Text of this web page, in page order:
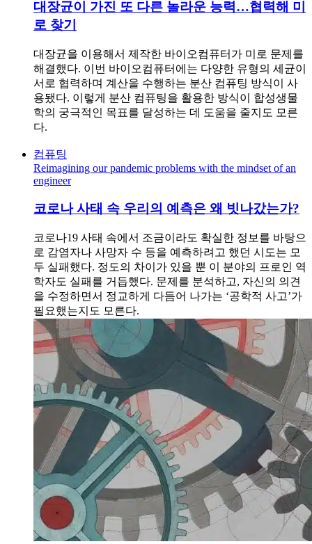
대장균이 가진 또 다른 놀라운 능력…협력해 미
로 찾기
대장균을 이용해서 제작한 바이오컴퓨터가 미로 문제를
해결했다. 이번 바이오컴퓨터에는 다양한 유형의 세균이
서로 협력하며 계산을 수행하는 분산 컴퓨팅 방식이 사
용됐다. 이렇게 분산 컴퓨팅을 활용한 방식이 합성생물
학의 궁극적인 목표를 달성하는 데 도움을 줄지도 모른
다.
컴퓨팅
Reimagining our pandemic problems with the mindset of an
engineer
코로나 사태 속 우리의 예측은 왜 빗나갔는가?
코로나19 사태 속에서 조금이라도 확실한 정보를 바탕으
로 감염자나 사망자 수 등을 예측하려고 했던 시도는 모
두 실패했다. 정도의 차이가 있을 뿐 이 분야의 프로인 역
학자도 실패를 거듭했다. 문제를 분석하고, 자신의 의견
을 수정하면서 정교하게 다듬어 나가는 ‘공학적 사고’가
필요했는지도 모른다.